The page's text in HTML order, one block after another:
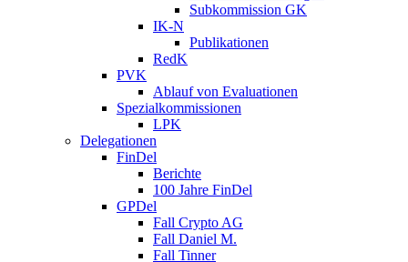
Subkommission GK
IK-N
Publikationen
RedK
PVK
Ablauf von Evaluationen
Spezialkommissionen
LPK
Delegationen
FinDel
Berichte
100 Jahre FinDel
GPDel
Fall Crypto AG
Fall Daniel M.
Fall Tinner